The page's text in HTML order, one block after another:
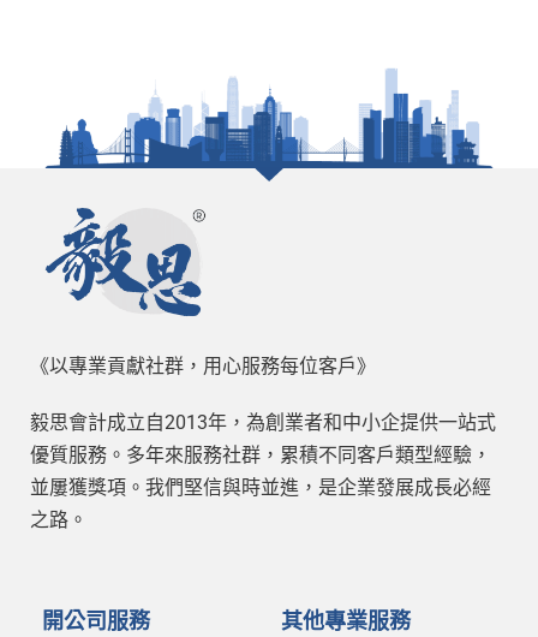
《以專業貢獻社群，用心服務每位客戶》
毅思會計成立自2013年，為創業者和中小企提供一站式
優質服務。多年來服務社群，累積不同客戶類型經驗，
並屢獲獎項。我們堅信與時並進，是企業發展成長必經
之路。
開公司服務 其他專業服務